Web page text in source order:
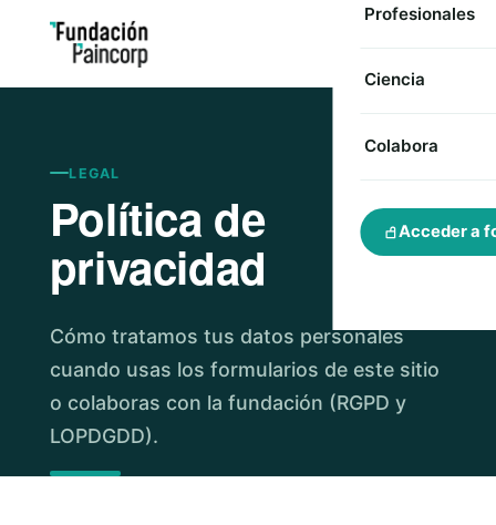
Profesionales
Ciencia
Colabora
Acceder a
LEGAL
Política de
privacidad
Cómo tratamos tus datos personales
cuando usas los formularios de este sitio
o colaboras con la fundación (RGPD y
LOPDGDD).